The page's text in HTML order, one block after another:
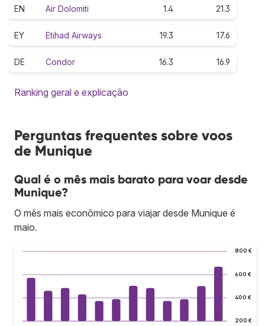
EN Air Dolomiti 1.4 21.3
EY Etihad Airways 19.3 17.6
DE Condor 16.3 16.9
Ranking geral e explicação
Perguntas frequentes sobre voos
de Munique
Qual é o mês mais barato para voar desde
Munique?
O mês mais econômico para viajar desde Munique é
maio.
200 €
400 €
600 €
800 €